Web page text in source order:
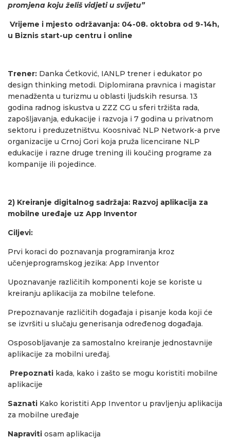
promjena koju želiš vidjeti u svijetu”
Vrijeme i mjesto održavanja: 04-08. oktobra od 9-14h,
u Biznis start-up centru i online
Trener: Danka Ćetković, IANLP trener i edukator po
design thinking metodi. Diplomirana pravnica i magistar
menadženta u turizmu u oblasti ljudskih resursa. 13
godina radnog iskustva u ZZZ CG u sferi tržišta rada,
zapošljavanja, edukacije i razvoja i 7 godina u privatnom
sektoru i preduzetništvu. Koosnivač NLP Network-a prve
organizacije u Crnoj Gori koja pruža licencirane NLP
edukacije i razne druge trening ili koučing programe za
kompanije ili pojedince.
2) Kreiranje digitalnog sadržaja: Razvoj aplikacija za
mobilne uređaje uz App Inventor
Ciljevi:
Prvi koraci do poznavanja programiranja kroz
učenjeprogramskog jezika: App Inventor
Upoznavanje različitih komponenti koje se koriste u
kreiranju aplikacija za mobilne telefone.
Prepoznavanje različitih događaja i pisanje koda koji će
se izvršiti u slučaju generisanja određenog događaja.
Osposobljavanje za samostalno kreiranje jednostavnije
aplikacije za mobilni uređaj.
Prepoznati kada, kako i zašto se mogu koristiti mobilne
aplikacije
Saznati Kako koristiti App Inventor u pravljenju aplikacija
za mobilne uređaje
Napraviti osam aplikacija